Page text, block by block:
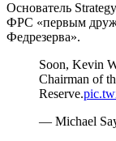
Основатель
ФРС «первым
Федрезерва».
Soon, Kevin
Chairman of
Reserve.
— Michael